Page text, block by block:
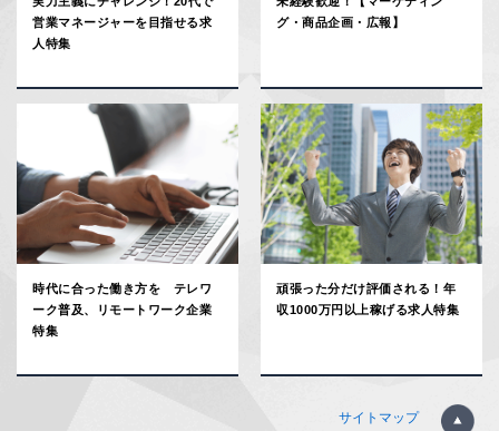
営業マネージャーを目指せる求
人特集
グ・商品企画・広報】
時代に合った働き方を テレワ
ーク普及、リモートワーク企業
特集
頑張った分だけ評価される！年
収1000万円以上稼げる求人特集
サイトマップ